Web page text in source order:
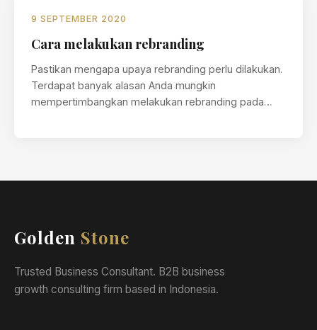
9 SEPTEMBER 2020
Cara melakukan rebranding
Pastikan mengapa upaya rebranding perlu dilakukan.
Terdapat banyak alasan Anda mungkin
mempertimbangkan melakukan rebranding pada
Golden Stone
Trusted Business Consultant. B2B business
growth consulting firm based in Indonesia.